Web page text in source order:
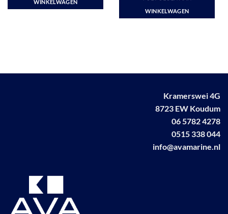
WINKELWAGEN
WINKELWAGEN
Kramerswei 4G
8723 EW Koudum
06 5782 4278
0515 338 044
info@avamarine.nl